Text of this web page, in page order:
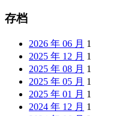
存档
2026 年 06 月 1
2025 年 12 月 1
2025 年 08 月 1
2025 年 05 月 1
2025 年 01 月 1
2024 年 12 月 1